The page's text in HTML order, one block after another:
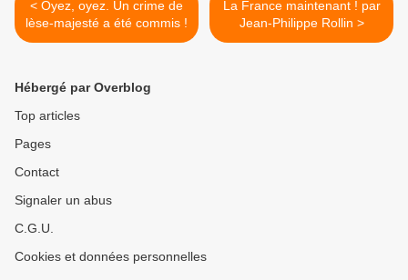
< Oyez, oyez. Un crime de
lèse-majesté a été commis !
La France maintenant ! par
Jean-Philippe Rollin >
Hébergé par Overblog
Top articles
Pages
Contact
Signaler un abus
C.G.U.
Cookies et données personnelles